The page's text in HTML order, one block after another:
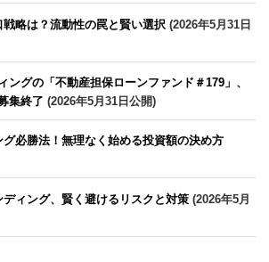
略は？流動性の罠と賢い選択 (2026年5月31日
ングの「不動産担保ローンファンド＃179」、
集終了 (2026年5月31日公開)
必勝法！無理なく始める投資額の決め方
ィング、賢く避けるリスクと対策 (2026年5月